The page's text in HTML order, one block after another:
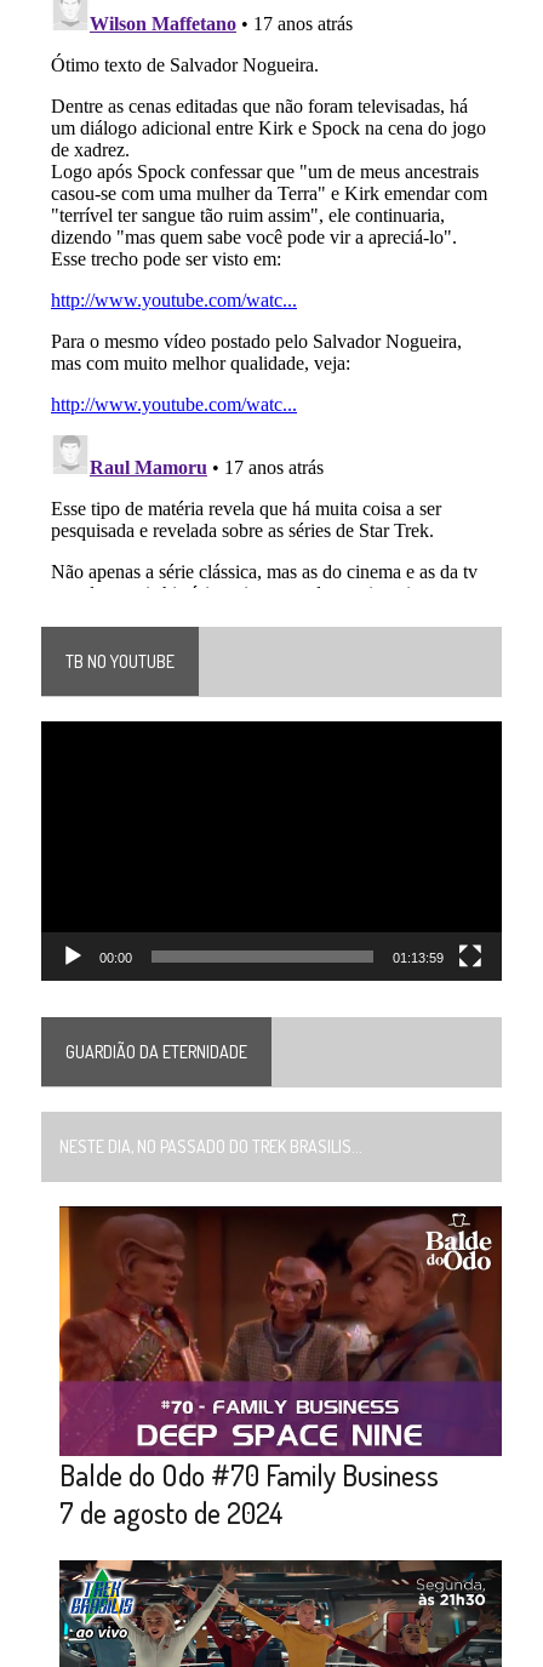
TB NO YOUTUBE
00:00 01:13:59
GUARDIÃO DA ETERNIDADE
NESTE DIA, NO PASSADO DO TREK BRASILIS...
Balde do Odo #70 Family Business
7 de agosto de 2024